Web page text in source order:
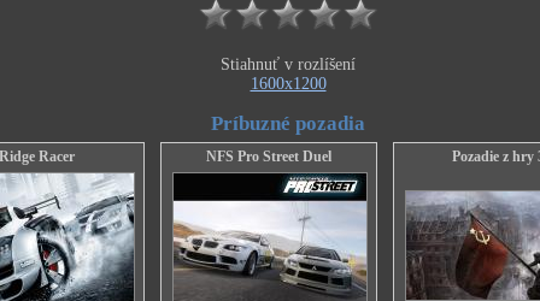
Stiahnuť v rozlíšení
1600x1200
Príbuzné pozadia
Racer NFS Pro Street Duel Pozadie z hry